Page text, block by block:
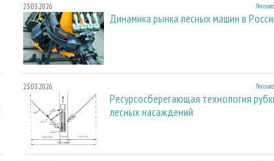
23.03.2026
Динамика рынка лесных машин в
23.03.2026
Ресурсосберегающая технология
лесных насаждений